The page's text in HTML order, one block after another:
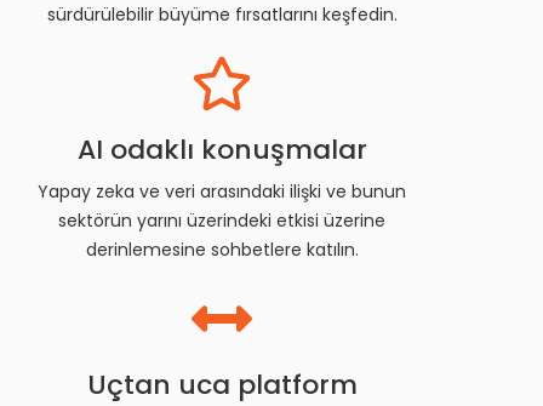
Uçtan uca platform
AI odaklı konuşmalar
Yapay zeka ve veri arasındaki ilişki ve bunun
sektörün yarını üzerindeki etkisi üzerine
derinlemesine sohbetlere katılın.
sürdürülebilir büyüme fırsatlarını keşfedin.